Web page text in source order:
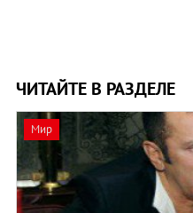
ЧИТАЙТЕ В РАЗДЕЛЕ
Мир